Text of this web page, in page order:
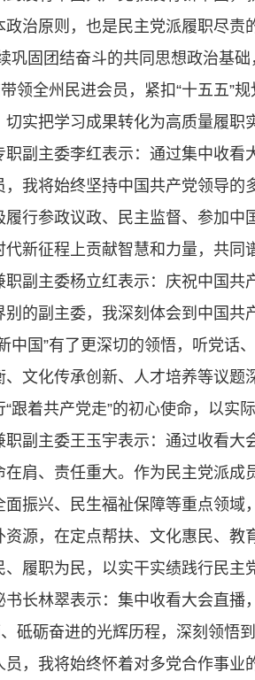
治原则，也是民主党派履职尽
巩固团结奋斗的共同思想政治基
领全州民进会员，紧扣“十五五”
实把学习成果转化为高质量履职
职副主委李红表示：通过集中收
，我将始终坚持中国共产党领导
行参政议政、民主监督、参加中
新征程上贡献智慧和力量，共同
职副主委杨立红表示：庆祝中国
的副主委，我深刻体会到中国
中国”有了更深切的领悟，听党
文化传承创新、人才培养等议
跟着共产党走”的初心使命，以实
职副主委王玉宇表示：通过收看
在肩、责任重大。作为民主党派
面振兴、民生福祉保障等重点领
资源，在定点帮扶、文化惠民、
履职为民，以实干实绩践行民主
书长林翠表示：集中收看大会直
砥砺奋进的光辉历程，深刻领悟
，我将始终怀着对多党合作事业